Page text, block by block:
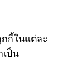
กี้ในแต่ละ
เป็น